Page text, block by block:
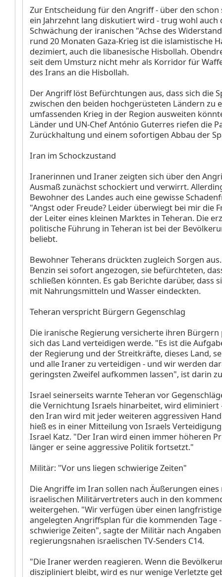
Zur Entscheidung für den Angriff - über den schon
ein Jahrzehnt lang diskutiert wird - trug wohl auch
Schwächung der iranischen "Achse des
rund 20 Monaten Gaza-Krieg ist die islamistische
dezimiert, auch die libanesische Hisbollah.
seit dem Umsturz nicht mehr als Korridor für
des Irans an die Hisbollah.
Der Angriff löst Befürchtungen aus, dass sich die
zwischen den beiden hochgerüsteten Ländern zu
umfassenden Krieg in der Region ausweiten
Länder und UN-Chef António Guterres riefen die
Zurückhaltung und einem sofortigen Abbau der
Iran im Schockzustand
Iranerinnen und Iraner zeigten sich über den
Ausmaß zunächst schockiert und verwirrt.
Bewohner des Landes auch eine gewisse
"Angst oder Freude? Leider überwiegt bei mir die
der Leiter eines kleinen Marktes in Teheran. Die
politische Führung in Teheran ist bei der
beliebt.
Bewohner Teherans drückten zugleich Sorgen
Benzin sei sofort angezogen, sie befürchteten,
schließen könnten. Es gab Berichte darüber, dass
mit Nahrungsmitteln und Wasser eindeckten.
Teheran verspricht Bürgern Gegenschlag
Die iranische Regierung versicherte ihren Bürgern
sich das Land verteidigen werde. "Es ist die
der Regierung und der Streitkräfte, dieses Land,
und alle Iraner zu verteidigen - und wir werden
geringsten Zweifel aufkommen lassen", ist darin
Israel seinerseits warnte Teheran vor
die Vernichtung Israels hinarbeitet, wird eliminiert
den Iran wird mit jeder weiteren aggressiven
hieß es in einer Mitteilung von Israels
Israel Katz. "Der Iran wird einen immer höheren
länger er seine aggressive Politik fortsetzt."
Militär: "Vor uns liegen schwierige Zeiten"
Die Angriffe im Iran sollen nach Äußerungen
israelischen Militärvertreters auch in den
weitergehen. "Wir verfügen über einen
angelegten Angriffsplan für die kommenden Tage
schwierige Zeiten", sagte der Militär nach
regierungsnahen israelischen TV-Senders C14.
"Die Iraner werden reagieren. Wenn die
diszipliniert bleibt, wird es nur wenige Verletzte